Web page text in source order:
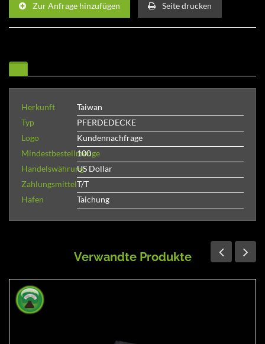
Zur Anfrage hinzufügen Seite drucken
Herkunft
Taiwan
Typ
PFERDEDECKE
Logo
Kundennachfrage
Mindestbestellmenge
100
HandelswährungUS Dollar
ZahlungsmittelT/T
Hafen
Taichung
Verwandte Produkte